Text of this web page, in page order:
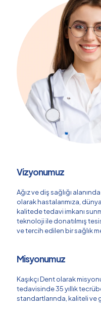
Vizyonumuz
Ağız ve diş sağlığı
olarak hastalarımıza,
kalitede tedavi imkanı
teknoloji ile donatılmış
ve tercih edilen bir sağlık
Misyonumuz
Kaşıkçı Dent olarak
tedavisinde 35 yıllık
standartlarında, kaliteli ve